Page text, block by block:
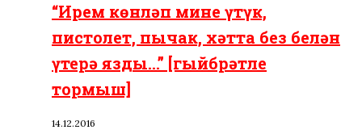
“Ирем көнләп мине үтүк,
пистолет, пычак, хәтта без белән
үтерә язды…” [гыйбрәтле
тормыш]
14.12.2016